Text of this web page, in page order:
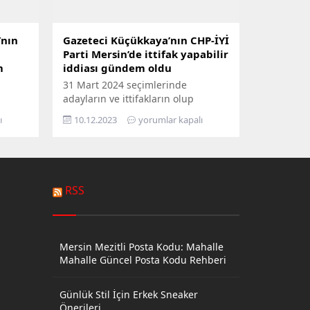
Gazeteci Küçükkaya’nın CHP-İYİ
Parti Mersin’de ittifak yapabilir
iddiası gündem oldu
31 Mart 2024 seçimlerinde
adayların ve ittifakların olup
olmayacağı gündemki yerini
korurken Gazeteci İsmail
ulusal siyasetten bağımsız ittifak
Gazeteci İsmail Küçükkaya,...
10.12.2023 yorumlar kapalı
RSS
Mersin Mezitli Posta Kodu: Mahalle
Mahalle Güncel Posta Kodu Rehberi
Günlük Stil İçin Erkek Sneaker